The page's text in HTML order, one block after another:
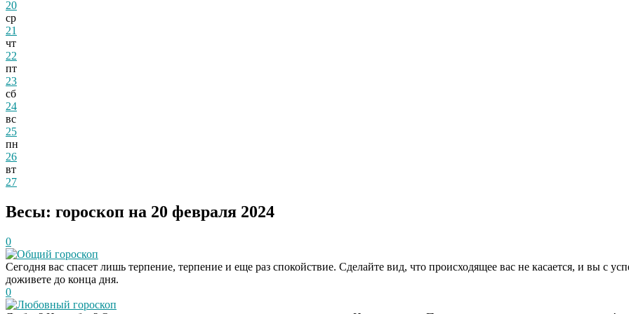
20
ср
21
чт
22
пт
23
сб
24
вс
25
пн
26
вт
27
Весы: гороскоп на 20 февраля 2024
0
Общий гороскоп
Сегодня вас спасет лишь терпение, терпение и еще раз спокойствие. Сделайте вид, что происходящее вас не касается, и вы с
доживете до конца дня.
0
Любовный гороскоп